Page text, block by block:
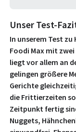
Unser Test-
In unserem Test
Foodi Max mit
liegt vor allem an
gelingen größere
Gerichte
die Frittierzeiten
Zeitpunkt fertig
Nuggets,